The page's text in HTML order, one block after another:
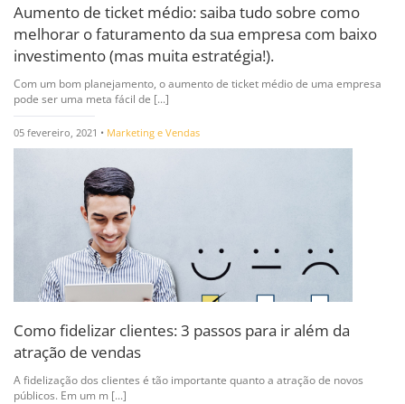
Aumento de ticket médio: saiba tudo sobre como
melhorar o faturamento da sua empresa com baixo
investimento (mas muita estratégia!).
Com um bom planejamento, o aumento de ticket médio de uma empresa
pode ser uma meta fácil de [...]
05 fevereiro, 2021 • Marketing e Vendas
Como fidelizar clientes: 3 passos para ir além da
atração de vendas
A fidelização dos clientes é tão importante quanto a atração de novos
públicos. Em um m [...]